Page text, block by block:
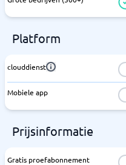
Platform
clouddienst
Mobiele app
Prijsinformatie
Gratis proefabonnement